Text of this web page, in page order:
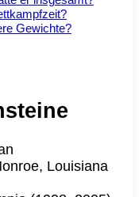
Gewichte?
Louisiana